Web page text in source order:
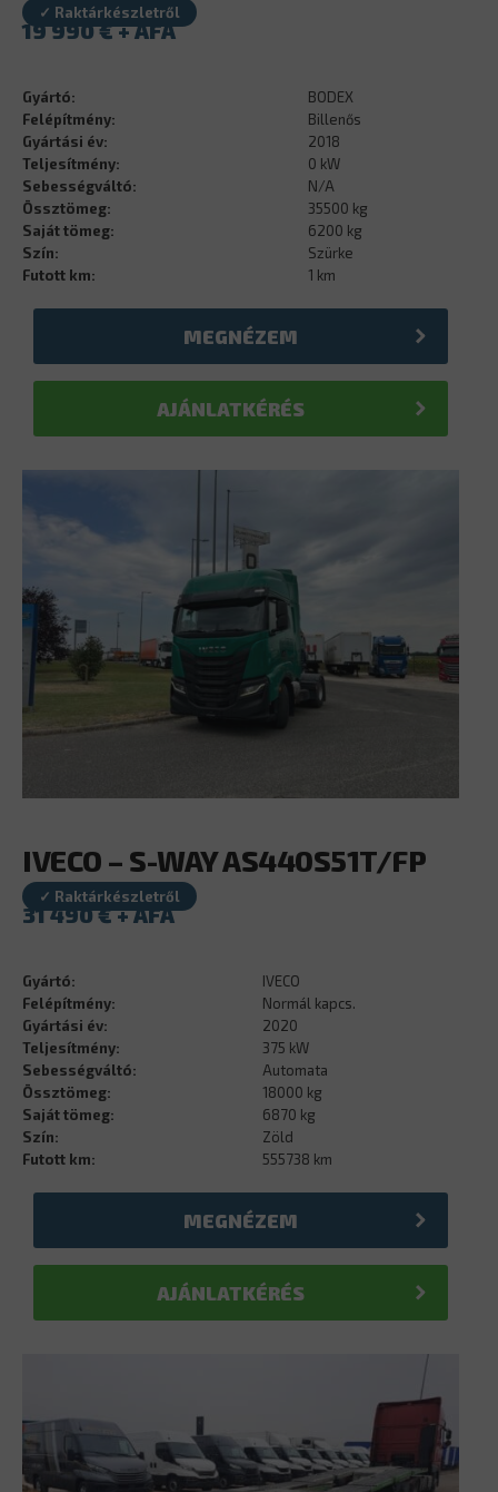
✓ Raktárkészletről
19 990€
Gyártó:
BODEX
Felépítmény:
Billenős
Gyártási év:
2018
Teljesítmény:
0 kW
Sebességváltó:
N/A
Össztömeg:
35500 kg
Saját tömeg:
6200 kg
Szín:
Szürke
Futott km:
1 km
MEGNÉZEM
AJÁNLATKÉRÉS
IVECO – S-WAY AS440S51T/FP
✓ Raktárkészletről
31 490€
Gyártó:
IVECO
Felépítmény:
Normál kapcs.
Gyártási év:
2020
Teljesítmény:
375 kW
Sebességváltó:
Automata
Össztömeg:
18000 kg
Saját tömeg:
6870 kg
Szín:
Zöld
Futott km:
555738 km
MEGNÉZEM
AJÁNLATKÉRÉS